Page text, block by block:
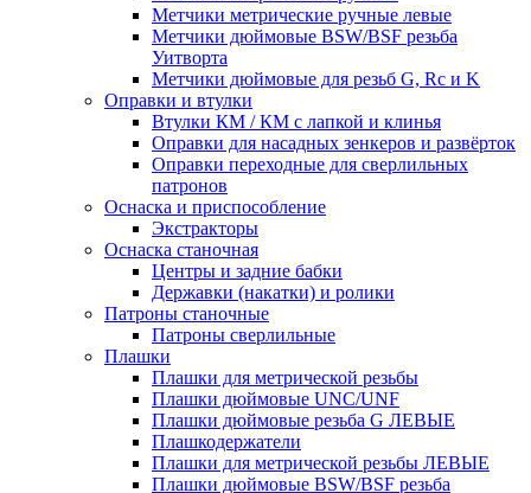
Метчики метрические ручные левые
Метчики дюймовые BSW/BSF резьба
Уитворта
Метчики дюймовые для резьб G, Rc и K
Оправки и втулки
Втулки КМ / КМ с лапкой и клинья
Оправки для насадных зенкеров и развёрток
Оправки переходные для сверлильных
патронов
Оснаска и приспособление
Экстракторы
Оснаска станочная
Центры и задние бабки
Державки (накатки) и ролики
Патроны станочные
Патроны сверлильные
Плашки
Плашки для метрической резьбы
Плашки дюймовые UNC/UNF
Плашки дюймовые резьба G ЛЕВЫЕ
Плашкодержатели
Плашки для метрической резьбы ЛЕВЫЕ
Плашки дюймовые BSW/BSF резьба